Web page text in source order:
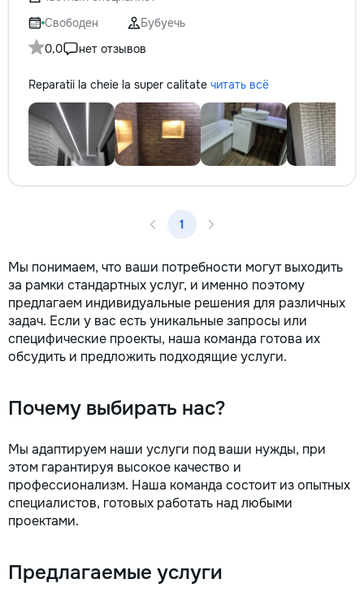
не включается? Не спешите
покупать новую! Спасем ваш
бюджет.
Свободен
Бубуечь
0,0
нет отзывов
Reparatii la cheie la super calitate читать всё
1
Мы понимаем, что ваши потребности могут выходить
за рамки стандартных услуг, и именно поэтому
предлагаем индивидуальные решения для различных
задач. Если у вас есть уникальные запросы или
специфические проекты, наша команда готова их
обсудить и предложить подходящие услуги.
Почему выбирать нас?
Мы адаптируем наши услуги под ваши нужды, при
этом гарантируя высокое качество и
профессионализм. Наша команда состоит из опытных
специалистов, готовых работать над любыми
проектами.
Предлагаемые услуги